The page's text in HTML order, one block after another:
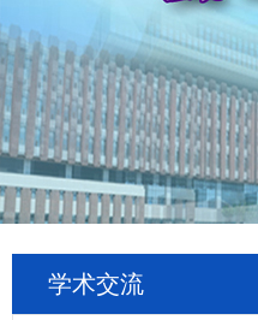
学术交流